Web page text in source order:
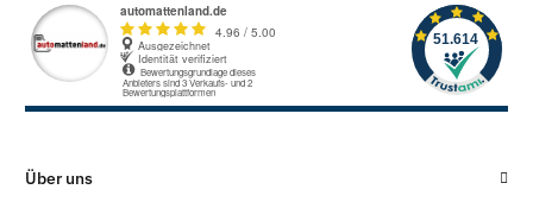
Über uns